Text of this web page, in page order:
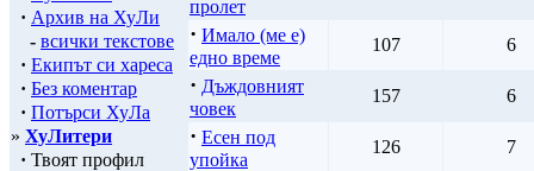
· Архив на ХуЛи
- всички текстове
· Екипът си хареса
· Без коментар
· Потърси ХуЛа
» ХуЛитери
· Твоят профил
пролет
· Имало (ме е)
едно време
107 6
· Дъждовният
човек
157 6
· Есен под
упойка
126 7